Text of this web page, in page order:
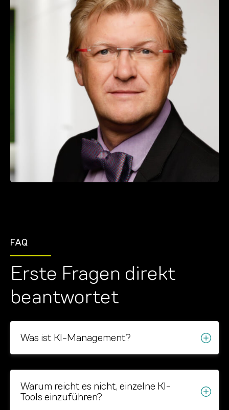
FAQ
Erste Fragen direkt
beantwortet
Was ist KI-Management?
Einsatzes in einer Organisation. Dazu gehören
Warum reicht es nicht, einzelne KI-
Tools einzuführen?